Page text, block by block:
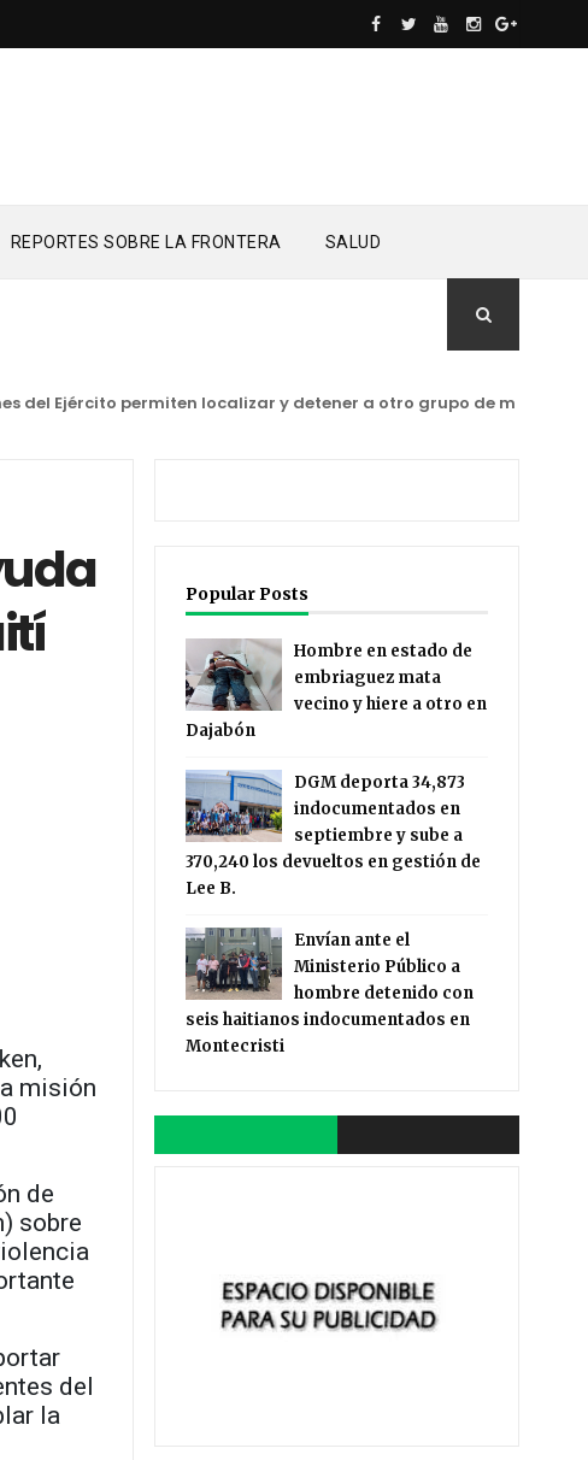
REPORTES SOBRE LA FRONTERA SALUD
Ejército permiten localizar y detener a otro grupo de migrantes
misión
de
sobre
del
la
Popular Posts
Hombre en estado de
embriaguez mata
vecino y hiere a otro en
Dajabón
DGM deporta 34,873
indocumentados en
septiembre y sube a
370,240 los devueltos en gestión de
Lee B.
Envían ante el
Ministerio Público a
hombre detenido con
seis haitianos indocumentados en
Montecristi